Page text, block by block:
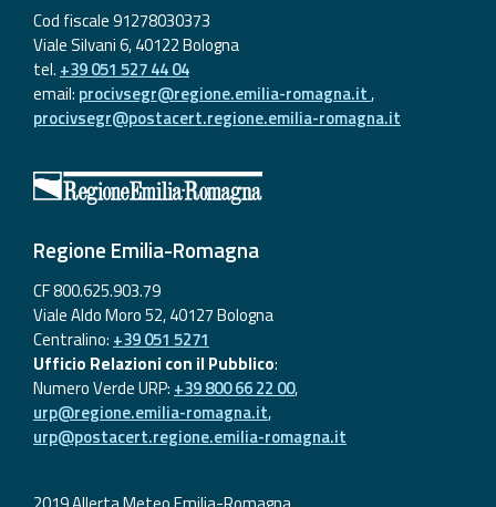
Cod fiscale 91278030373
Viale Silvani 6, 40122 Bologna
tel. +39 051 527 44 04
email: procivsegr@regione.emilia-romagna.it,
procivsegr@postacert.regione.emilia-romagna.it
Regione Emilia-Romagna
CF 800.625.903.79
Viale Aldo Moro 52, 40127 Bologna
Centralino: +39 051 5271
Ufficio Relazioni con il Pubblico:
Numero Verde URP: +39 800 66 22 00,
urp@regione.emilia-romagna.it,
urp@postacert.regione.emilia-romagna.it